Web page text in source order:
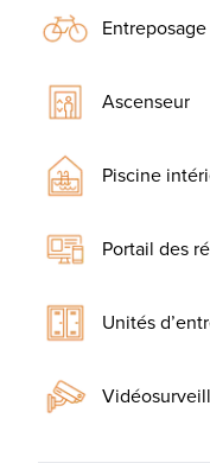
Ascenseur
Piscine
Portail des
Unités